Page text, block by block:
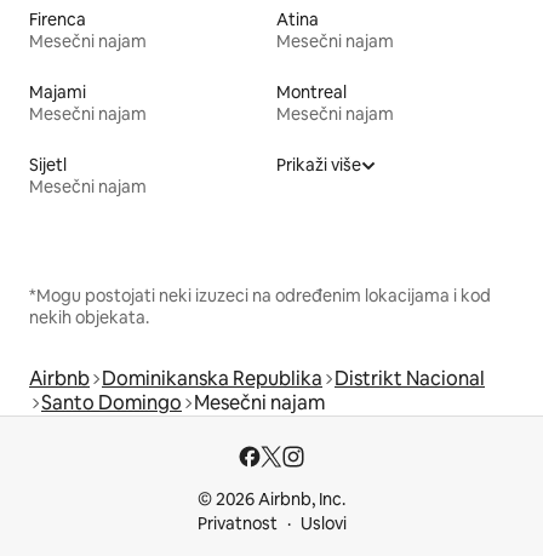
Firenca
Mesečni najam
Atina
Mesečni najam
Majami
Mesečni najam
Montreal
Mesečni najam
Sijetl
Mesečni najam
Prikaži više
*Mogu postojati neki izuzeci na određenim lokacijama i kod
nekih objekata.
Airbnb Dominikanska Republika Distrikt Nacional
Santo Domingo Mesečni najam
© 2026 Airbnb, Inc.
Privatnost
Uslovi